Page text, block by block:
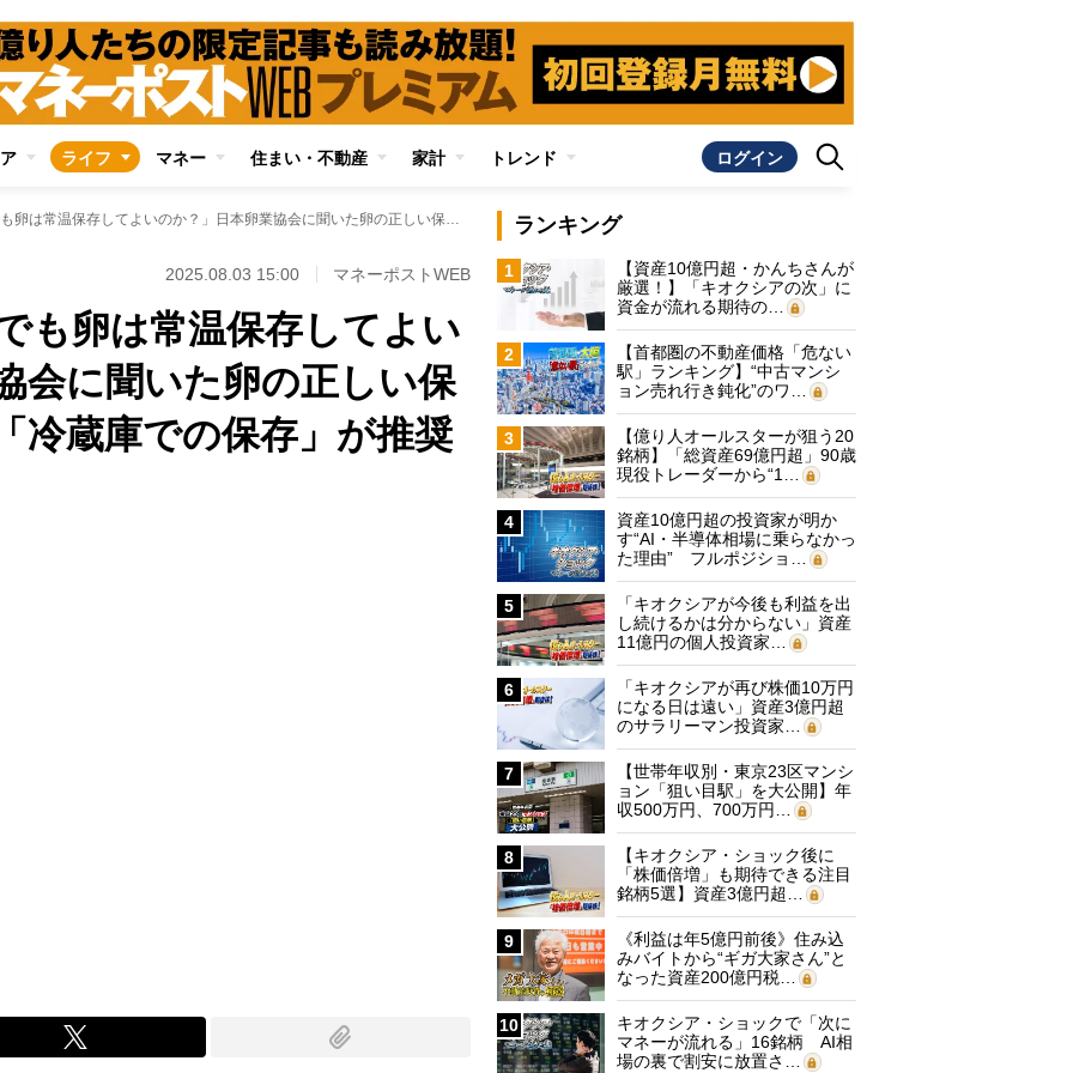
ライフ マネー 住まい・不動産 家計 トレンド ログイン
「これだけの猛暑でも卵は常温保存してよいのか？」日本卵業協会に聞いた卵の正しい保存方法 家庭では「冷蔵庫での保存」が推奨される理由
2025.08.03 15:00 マネーポストWEB
も卵は常温保存してよい
会に聞いた卵の正しい保
蔵庫での保存」が推奨
ランキング
1
【資産10億円超・かんちさんが
厳選！】「キオクシアの次」に
資金が流れる期待の…
2
【首都圏の不動産価格「危ない
駅」ランキング】“中古マンシ
ョン売れ行き鈍化”のワ…
3
【億り人オールスターが狙う20
銘柄】「総資産69億円超」90歳
現役トレーダーから“1…
4
資産10億円超の投資家が明か
す“AI・半導体相場に乗らなかっ
た理由” フルポジショ…
5
「キオクシアが今後も利益を出
し続けるかは分からない」資産
11億円の個人投資家…
6
「キオクシアが再び株価10万円
になる日は遠い」資産3億円超
のサラリーマン投資家…
7
【世帯年収別・東京23区マンシ
ョン「狙い目駅」を大公開】年
収500万円、700万円…
8
【キオクシア・ショック後に
「株価倍増」も期待できる注目
銘柄5選】資産3億円超…
9
《利益は年5億円前後》住み込
みバイトから“ギガ大家さん”と
なった資産200億円税…
10
キオクシア・ショックで「次に
マネーが流れる」16銘柄 AI相
場の裏で割安に放置さ…